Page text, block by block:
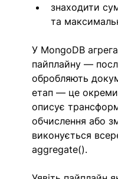
знаходити
та
У MongoDB
пайплайну —
обробляють
етап — це
описує
обчислення або
виконується
aggregate().